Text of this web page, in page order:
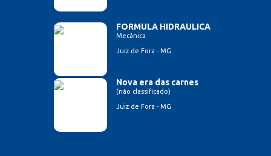
FORMULA HIDRAULICA
Mecânica
Juiz de Fora - MG
Nova era das carnes
(não classificado)
Juiz de Fora - MG